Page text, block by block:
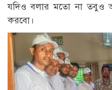
যদিও বলার মতো না তবুও
করবো।